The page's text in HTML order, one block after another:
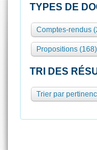
Présidence
577 députés
Groupes
Séance
Commissions
Europe et
Pétitions
Rôle et
Organisation
Présidence
Statistiques
Documents
( Constitution |
Visiter
Visite virtuelle
Assister à une
TYPES DE
Comptes-rendus
Propositions (168)
TRI DES
Trier par